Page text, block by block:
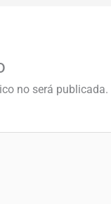
no será publicada.